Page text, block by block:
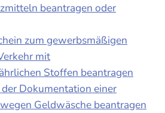
beantragen oder
zum gewerbsmäßigen
mit
Stoffen beantragen
Dokumentation einer
Geldwäsche beantragen